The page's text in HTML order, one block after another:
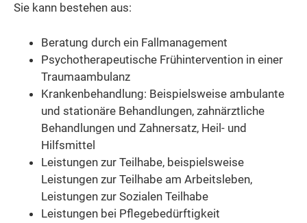
Sie kann bestehen aus:
Beratung durch ein Fallmanagement
Psychotherapeutische Frühintervention in einer
Traumaambulanz
Krankenbehandlung: Beispielsweise ambulante
und stationäre Behandlungen, zahnärztliche
Behandlungen und Zahnersatz, Heil- und
Hilfsmittel
Leistungen zur Teilhabe, beispielsweise
Leistungen zur Teilhabe am Arbeitsleben,
Leistungen zur Sozialen Teilhabe
Leistungen bei Pflegebedürftigkeit